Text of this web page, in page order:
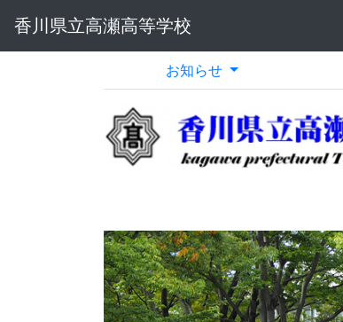
香川県立高瀬高等学校
お知らせ